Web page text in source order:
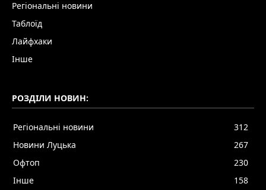
Регіональні новини
Таблоїд
Лайфхаки
Інше
РОЗДІЛИ НОВИН:
Регіональні новини
312
Новини Луцька
267
Офтоп
230
Інше
158